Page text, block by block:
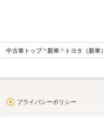
中古車トップ 新車 トヨタ（新車）
プライバシーポリシー